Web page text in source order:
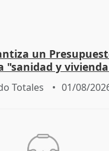
un
"sanidad y
Totales 01/08/